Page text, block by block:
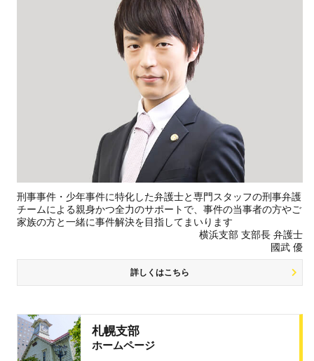
刑事事件・少年事件に特化した弁護士と専門スタッフの刑事弁護
チームによる親身かつ全力のサポートで、事件の当事者の方やご
家族の方と一緒に事件解決を目指してまいります
横浜支部 支部長 弁護士
國武 優
詳しくはこちら
札幌支部
ホームページ